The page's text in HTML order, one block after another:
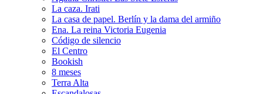
La caza. Irati
La casa de papel. Berlín y la dama del armiño
Ena. La reina Victoria Eugenia
Código de silencio
El Centro
Bookish
8 meses
Terra Alta